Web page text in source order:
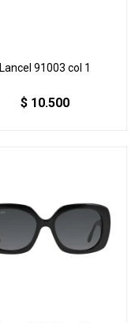
Lancel 91003 col 1
$ 10.500